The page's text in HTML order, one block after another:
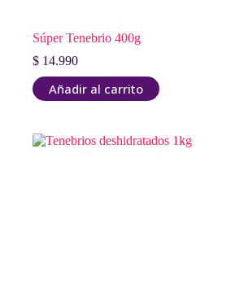
Súper Tenebrio 400g
$ 14.990
Añadir al carrito